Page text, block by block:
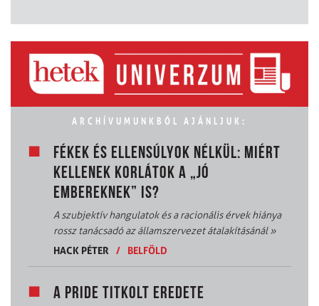
ARCHÍVUMUNKBÓL AJÁNLJUK:
FÉKEK ÉS ELLENSÚLYOK NÉLKÜL: MIÉRT
KELLENEK KORLÁTOK A „JÓ
EMBEREKNEK” IS?
A szubjektív hangulatok és a racionális érvek hiánya
rossz tanácsadó az államszervezet átalakításánál»
HACK PÉTER
/ BELFÖLD
A PRIDE TITKOLT EREDETE